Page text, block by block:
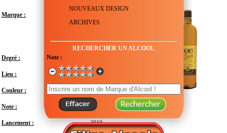
NOUVEAUX DESIGN
ARCHIVES
RECHERCHER UN ALCOOL
Note :
Marque :
Degré :
Lieu : France
Couleur :
Note : En attente de test
Lancement : 2019